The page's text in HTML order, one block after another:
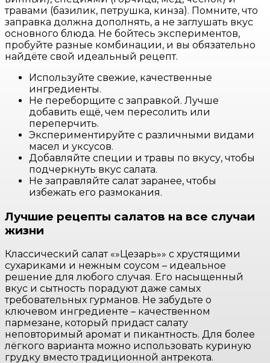
травами (базилик, петрушка, кинза). Помните, что
заправка должна дополнять, а не заглушать вкус
основного блюда. Не бойтесь экспериментов,
пробуйте разные комбинации, и вы обязательно
найдёте свой идеальный рецепт.
Используйте свежие, качественные
ингредиенты.
Не переборщите с заправкой. Лучше
добавить ещё, чем пересолить или
переперчить.
Экспериментируйте с различными видами
масел и уксусов.
Добавляйте специи и травы по вкусу, чтобы
подчеркнуть вкус салата.
Не заправляйте салат заранее, чтобы
избежать его размокания.
Лучшие рецепты салатов на все случаи
жизни
Классический салат «»Цезарь»» с хрустящими
сухариками и нежным соусом – идеальное
решение для любого случая. Его насыщенный
вкус и сытность порадуют даже самых
требовательных гурманов. Не забудьте о
ключевом ингредиенте – качественном
пармезане, который придаст салату
неповторимый аромат и пикантность. Для более
лёгкого варианта можно использовать куриную
грудку вместо традиционной антрекота.